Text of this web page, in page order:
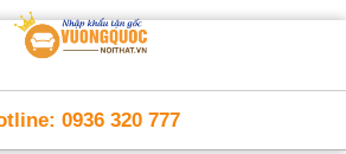
0936 320 777